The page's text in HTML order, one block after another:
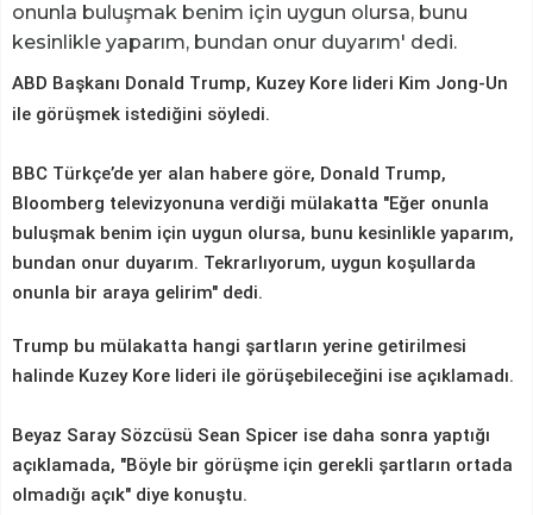
onunla buluşmak benim için uygun olursa, bunu
kesinlikle yaparım, bundan onur duyarım' dedi.
ABD Başkanı Donald Trump, Kuzey Kore lideri Kim Jong-Un
ile görüşmek istediğini söyledi.
BBC Türkçe’de yer alan habere göre, Donald Trump,
Bloomberg televizyonuna verdiği mülakatta "Eğer onunla
buluşmak benim için uygun olursa, bunu kesinlikle yaparım,
bundan onur duyarım. Tekrarlıyorum, uygun koşullarda
onunla bir araya gelirim" dedi.
Trump bu mülakatta hangi şartların yerine getirilmesi
halinde Kuzey Kore lideri ile görüşebileceğini ise açıklamadı.
Beyaz Saray Sözcüsü Sean Spicer ise daha sonra yaptığı
açıklamada, "Böyle bir görüşme için gerekli şartların ortada
olmadığı açık" diye konuştu.